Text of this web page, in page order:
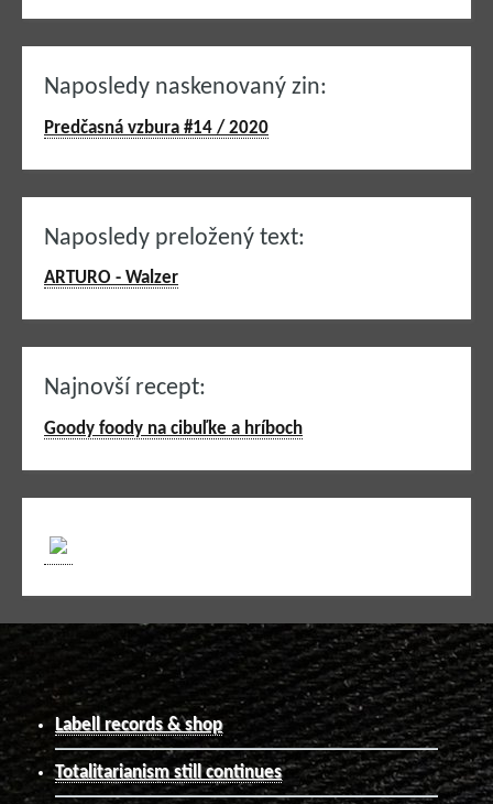
Naposledy naskenovaný zin:
Predčasná vzbura #14 / 2020
Naposledy preložený text:
ARTURO - Walzer
Najnovší recept:
Goody foody na cibuľke a hríboch
Labell records & shop
Totalitarianism still continues